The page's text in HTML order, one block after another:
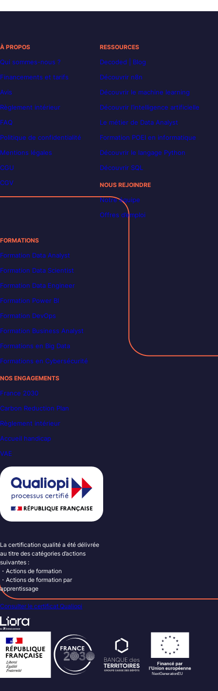
À PROPOS
Qui sommes-nous ?
Financements et tarifs
Avis
Règlement intérieur
FAQ
Politique de confidentialité
Mentions légales
CGU
CGV
RESSOURCES
Decoded | Blog
Découvrir n8n
Découvrir le machine learning
Découvrir l’intelligence artificielle
Le métier de Data Analyst
Formation POEI en informatique
Découvrir le langage Python
Découvrir SQL
NOUS REJOINDRE
Notre équipe
Offres d’emploi
FORMATIONS
Formation Data Analyst
Formation Data Scientist
Formation Data Engineer
Formation Power BI
Formation DevOps
Formation Business Analyst
Formations en Big Data
Formations en Cybersécurité
NOS ENGAGEMENTS
France 2030
Carbon Reduction Plan
Règlement intérieur
Accueil handicap
VAE
La certification qualité a été délivrée
au titre des catégories d’actions
suivantes :
・Actions de formation
・Actions de formation par
apprentissage
Consulter le certificat Qualiopi